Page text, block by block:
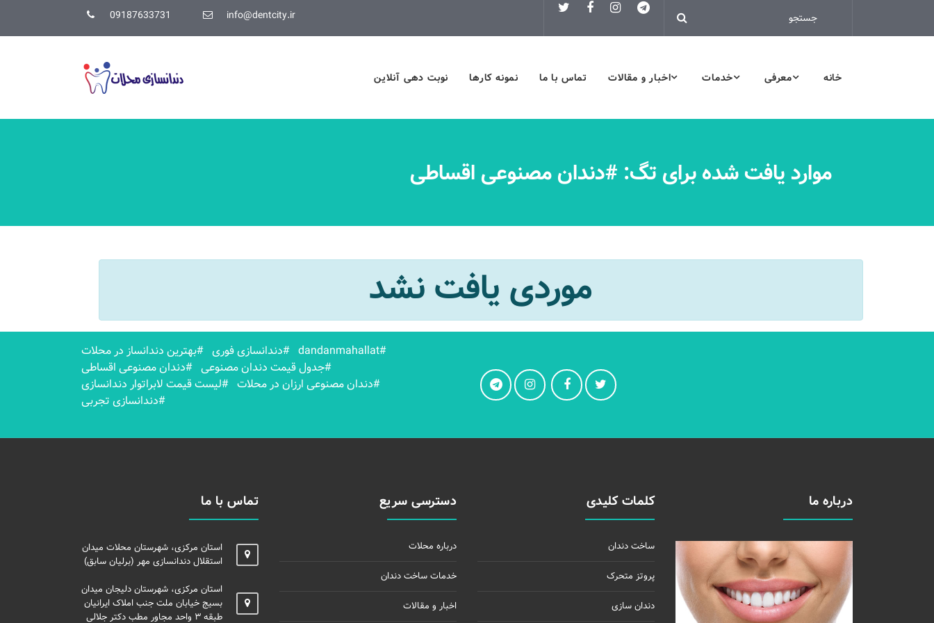
09187633731 info@dentcity.ir
خانه معرفی خدمات اخبار و مقالات تماس با ما نمونه کارها نوبت دهی آنلاین
موارد یافت شده برای تگ: #دندان مصنوعی اقساطی
موردی یافت نشد
#dandanmahallat #دندانسازی فوری #بهترين دندانساز در محلات
#جدول قیمت دندان مصنوعی #دندان مصنوعی اقساطی
#دندان مصنوعی ارزان در محلات #لیست قیمت لابراتوار دندانسازی
#دندانسازی تجربی
درباره ما کلمات کلیدی
ساخت دندان
پروتز متحرک
دندان سازی
دسترسی سریع
درباره محلات
خدمات ساخت دندان
اخبار و مقالات
تماس با ما
استان مرکزی، شهرستان محلات میدان
استقلال دندانسازی مهر (برلیان سابق)
استان مرکزی، شهرستان دلیجان میدان
بسیج خیابان ملت جنب املاک ایرانیان
طبقه ۳ واحد مجاور مطب دکتر جلالی